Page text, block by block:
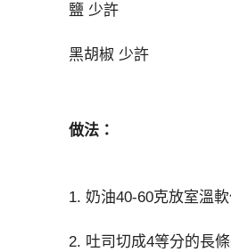
鹽 少許
黑胡椒 少許
做法：
1. 奶油40-60克放室溫
2. 吐司切成4等分的長條